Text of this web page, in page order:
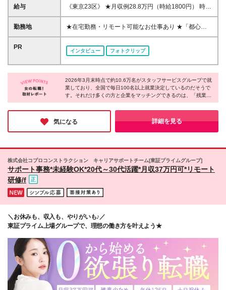
事務デビューしたい ■残業なし・土日休みの仕事を探
にどんな仕事が向いているのか分からない」という方
も大丈夫！ 当社のコーディネーターがあなたのお
給与
《東京23区》 ★月収例28.8万円（時給1800円） 時給
1400円～2000円 《東京23区以外》 ★月収例24.8万
円（時給1550円） 時給1250円～1750円 《関東（東
1500円） 時給1050円～1600円 《関西》 ★月収例
1090円～1450円 《四国》 時給1050円～1450円 《九
州・沖縄》 時給1060円～1450円 ※時給額はスキルや
経験、勤務地、派遣先により異なります。 ※残業代は
け取れる速払いサービスがあります。
勤務地
★在宅勤務・リモート可能なお仕事あり ★「都心で
働きたい」「最寄りのエリアで働きたい」など希望を
考慮 ★転居を伴う転勤なし/U・Iターン歓迎 全国47都
道府県の派遣先にて勤務いただきます。 《魅力ポイ
ント》 ★キレイでおしゃれなオフィス ★駅チカなど
通勤や買い物に便利なエリアのお仕事がたくさん ★
リフレッシュスペースが充実している職場多数 (変更
の範囲)上記を除く当社関連勤務地
PR
インタビュー フォトクリップ
2026年3月末時点で約10.6万名がスタッフサービスグループで就
業しており、全国で毎日100名以上就業決定しているのだそうで
す。それだけ多くの方と企業をマッチングできるのは、「残業な
しがいい」「在宅で働きたい」など一人ひとりの理想を形にして
いるから。希望の職場で多くの方がのびのびと活躍している事実
にサポート体制の厚さを感じました。自分らしく働ける環境を探
している方は登録してみてはいかがでしょうか♪
気になる 詳細を見る
株式会社コプロコンストラクション キャリアサポートチーム[東証プライムグループ]
サポート事務*未経験OK*20代～30代活躍*月収37万円可*リモート
研修/f
＼お休みも、収入も、やりがいも♪／
東証プライム上場グループで、理想の働き方を叶えよう★